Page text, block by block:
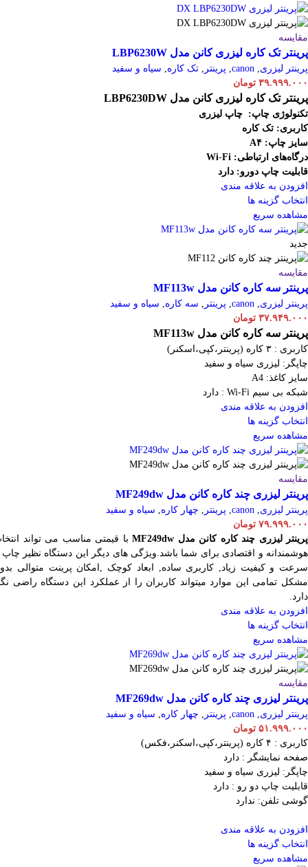
مقایسه
پرینتر تک کاره لیزری کانن مدل LBP6230W
پرینتر لیزری,
canon
, پرینتر , تک کاره, سیاه و سفید
۳۹.۹۹۹.۰۰۰ تومان
پرینتر تک کاره لیزری کانن مدل LBP6230DW
تکنولوژی چاپ: چاپ لیزری
کاربری: تک کاره
سایز چاپ: A۴
درگاه‌های ارتباطی:
Wi-Fi
قابلیت چاپ دورو: دارد
افزودن به علاقه مندی
انتخاب گزینه ها
مشاهده سریع
جدید
مقایسه
پرینتر سه کاره کانن مدل MF113w
پرینتر لیزری,
canon
, پرینتر , سه کاره, سیاه و سفید
۳۷.۹۴۹.۰۰۰ تومان
پرینتر سه کاره کانن مدل MF113w
کاربری : ۳ کاره (پرینتر،کپی،اسکنر)
چاپگر: لیزری سیاه و سفید
سایز کاغذ: A4
شبکه بی سیم Wi-Fi : دارد
افزودن به علاقه مندی
انتخاب گزینه ها
مشاهده سریع
مقایسه
پرینتر لیزری چند کاره کانن مدل MF249dw
پرینتر لیزری,
canon
, پرینتر , چهار کاره, سیاه و سفید
۷۹.۹۹۹.۰۰۰ تومان
پرینتر لیزری چند کاره کانن مدل MF249dw
با قیمتی مناسب می تواند
هوشمندانه و اقتصادی برای شما باشد.ویژگی های دیگر این دستگاه نظیر چاپ
سرعت و کیفیت زیاد, کاربری ساده, ابعاد کوچک ,امکان پرینت متوالی
مشکل تمامی این موارد میتواند کاربران را از عملکرد این دستگاه راضی
دارد.
افزودن به علاقه مندی
انتخاب گزینه ها
مشاهده سریع
مقایسه
پرینتر لیزری چند کاره کانن مدل MF269dw
پرینتر لیزری,
canon
, پرینتر , چهار کاره, سیاه و سفید
۵۱.۹۹۹.۰۰۰ تومان
کاربری : ۴ کاره (پرینتر،کپی،اسکنر،فکس)
صفحه نمایشگر : دارد
چاپگر: لیزری سیاه و سفید
قابلیت چاپ دو رو : دارد
گوشی تلفن: ندارد
افزودن به علاقه مندی
انتخاب گزینه ها
مشاهده سریع